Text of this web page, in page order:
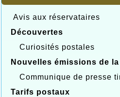
Avis aux réservataires
Découvertes
Curiosités postales
Nouvelles émissions de
Communique de presse
Tarifs postaux